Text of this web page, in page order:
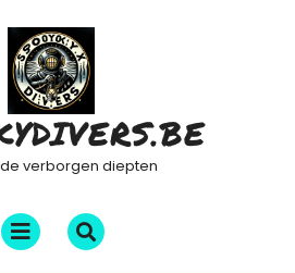
verborgen diepten
Menu
openen